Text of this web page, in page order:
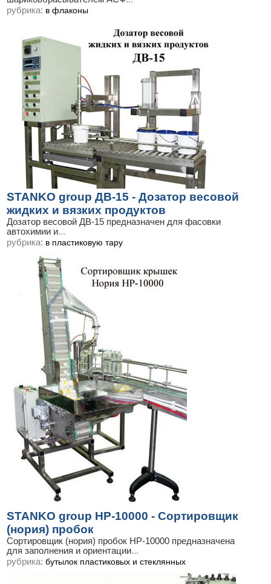
рубрика: в флаконы
STANKO group ДВ-15 - Дозатор весовой
жидких и вязких продуктов
Дозатор весовой ДВ-15 предназначен для фасовки
автохимии и...
рубрика: в пластиковую тару
STANKO group НР-10000 - Сортировщик
(нория) пробок
Сортировщик (нория) пробок НР-10000 предназначена
для заполнения и ориентации...
рубрика: бутылок пластиковых и стеклянных